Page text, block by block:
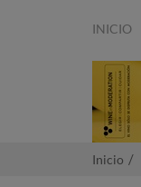
INICIO
Inicio